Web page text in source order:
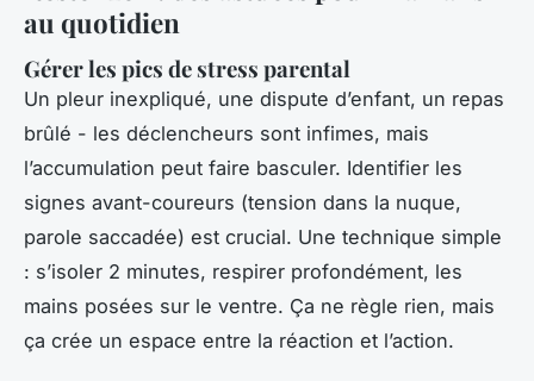
au quotidien
Gérer les pics de stress parental
Un pleur inexpliqué, une dispute d’enfant, un repas
brûlé - les déclencheurs sont infimes, mais
l’accumulation peut faire basculer. Identifier les
signes avant-coureurs (tension dans la nuque,
parole saccadée) est crucial. Une technique simple
: s’isoler 2 minutes, respirer profondément, les
mains posées sur le ventre. Ça ne règle rien, mais
ça crée un espace entre la réaction et l’action.